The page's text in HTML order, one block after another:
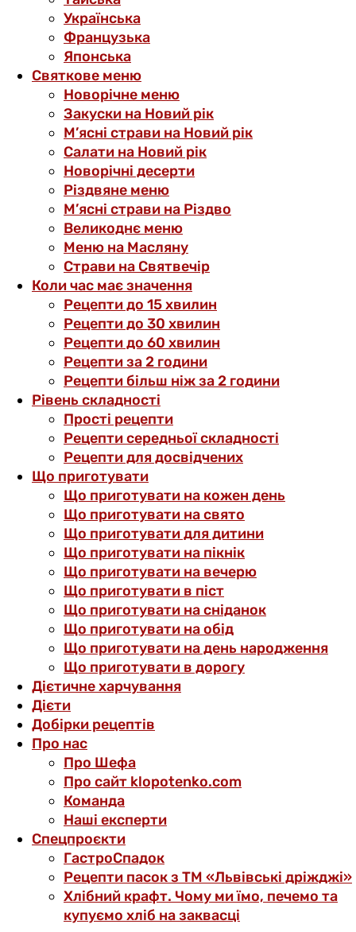
Українська
Французька
Японська
Святкове меню
Новорічне меню
Закуски на Новий рік
М’ясні страви на Новий рік
Салати на Новий рік
Новорічні десерти
Різдвяне меню
М’ясні страви на Різдво
Великоднє меню
Меню на Масляну
Страви на Святвечір
Коли час має значення
Рецепти до 15 хвилин
Рецепти до 30 хвилин
Рецепти до 60 хвилин
Рецепти за 2 години
Рецепти більш ніж за 2 години
Рівень складності
Прості рецепти
Рецепти середньої складності
Рецепти для досвідчених
Що приготувати
Що приготувати на кожен день
Що приготувати на свято
Що приготувати для дитини
Що приготувати на пікнік
Що приготувати на вечерю
Що приготувати в піст
Що приготувати на сніданок
Що приготувати на обід
Що приготувати на день народження
Що приготувати в дорогу
Дієтичне харчування
Дієти
Добірки рецептів
Про нас
Про Шефа
Про сайт klopotenko.com
Команда
Наші експерти
Спецпроєкти
ГастроСпадок
Рецепти пасок з ТМ «Львівські дріжджі»
Хлібний крафт. Чому ми їмо, печемо та
купуємо хліб на заквасці